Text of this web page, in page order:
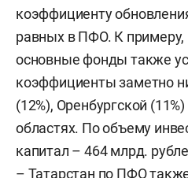
коэффициенту
равных в ПФО. К примеру,
основные фонды также
коэффициенты заметно
(12%), Оренбургской
областях. По объему
капитал – 464 млрд.
– Татарстан по ПФО